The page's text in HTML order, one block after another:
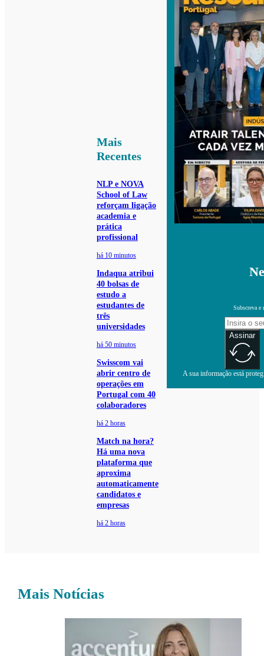
Mais
Recentes
NLP e NOVA
School of Law
reforçam ligação
academia e
prática
profissional
há 10 minutos
Indaqua atribui
40 bolsas de
estudo a
estudantes de
três
universidades
há 50 minutos
Swisscom vai
abrir centro de
operações em
Portugal com 40
colaboradores
há 2 horas
Match na hora?
Há uma nova
plataforma que
aproxima
automaticamente
candidatos e
empresas
há 2 horas
Subscreva e
Assinar
A sua informação está
Mais Notícias